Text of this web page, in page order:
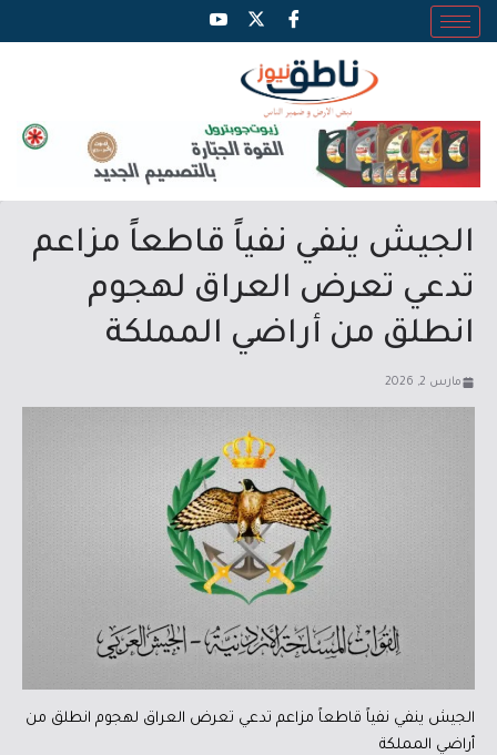
الجيش ينفي نفياً قاطعاً مزاعم
تدعي تعرض العراق لهجوم
انطلق من أراضي المملكة
مارس 2, 2026
الجيش ينفي نفياً قاطعاً مزاعم تدعي تعرض العراق لهجوم انطلق من
أراضي المملكة